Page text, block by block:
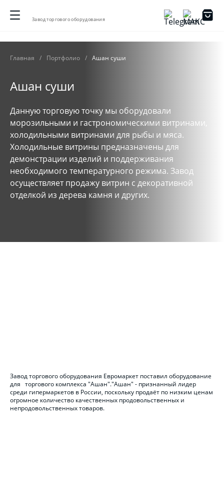
Завод торгового оборудования
Главная Портфолио Ашан суши
Ашан суши
Данную торговую точку мы оборудовали
морозильными и гастрономическими витринами,
холодильными витринами для рыбы и мяса.
Холодильные витрины предназначены для
демонстрации изделий и поддерживания
необходимого температурного режима. Завод
осуществляет продажу витрин с декоративной
отделкой из дерева камня и других.
Завод торгового оборудования Евромаркет поставил оборудование
для торгового комплекса "Ашан"."Ашан" - признанный лидер
среди гипермаркетов в России, поскольку продаёт по низким ценам
огромное количество качественных продовольственных и
непродовольственных товаров.